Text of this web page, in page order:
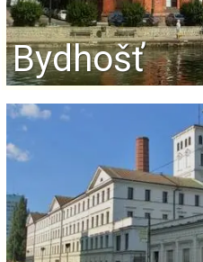
Bydhošť